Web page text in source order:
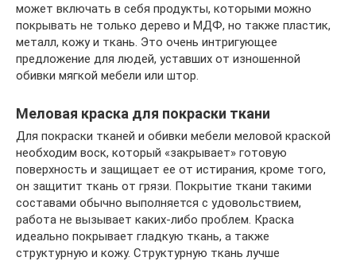
может включать в себя продукты, которыми можно
покрывать не только дерево и МДФ, но также пластик,
металл, кожу и ткань. Это очень интригующее
предложение для людей, уставших от изношенной
обивки мягкой мебели или штор.
Меловая краска для покраски ткани
Для покраски тканей и обивки мебели меловой краской
необходим воск, который «закрывает» готовую
поверхность и защищает ее от истирания, кроме того,
он защитит ткань от грязи. Покрытие ткани такими
составами обычно выполняется с удовольствием,
работа не вызывает каких-либо проблем. Краска
идеально покрывает гладкую ткань, а также
структурную и кожу. Структурную ткань лучше